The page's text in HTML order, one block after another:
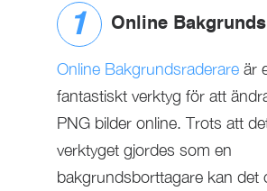
Online
Online Bakgrundsraderareär
fantastiskt verktyg för att
PNG bilder online. Trots att
verktyget gjordes som en
bakgrundsborttagare kan det